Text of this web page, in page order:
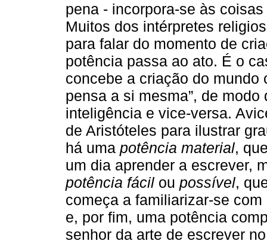
pena - incorpora-se às coisas
Muitos dos intérpretes
para falar do momento de
potência passa ao ato. É o
concebe a criação do mundo
pensa a si mesma”, de
inteligência e vice-versa.
de Aristóteles para ilustrar
há uma potência material,
um dia aprender a escrever,
potência fácil ou possível,
começa a familiarizar-se
e, por fim, uma potência
senhor da arte de escrever